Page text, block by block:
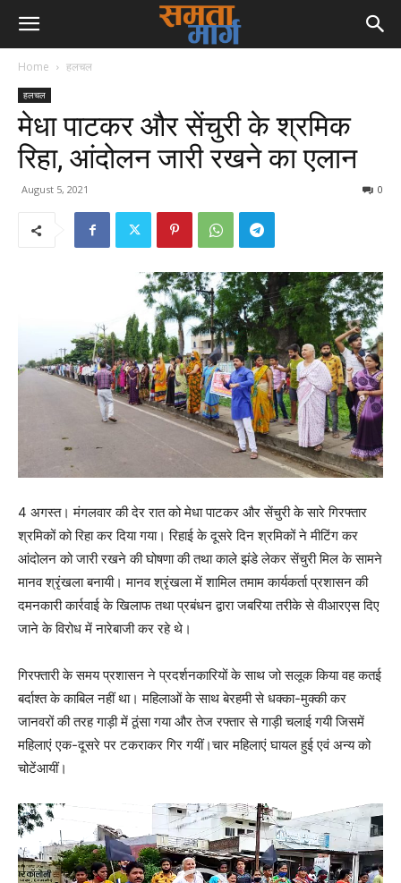
Home हलचल
हलचल
मेधा पाटकर और सेंचुरी के श्रमिक
रिहा, आंदोलन जारी रखने का एलान
August 5, 2021 0
4 अगस्त। मंगलवार की देर रात को मेधा पाटकर और सेंचुरी के सारे गिरफ्तार
श्रमिकों को रिहा कर दिया गया। रिहाई के दूसरे दिन श्रमिकों ने मीटिंग कर
आंदोलन को जारी रखने की घोषणा की तथा काले झंडे लेकर सेंचुरी मिल के सामने
मानव श्रृंखला बनायी। मानव श्रृंखला में शामिल तमाम कार्यकर्ता प्रशासन की
दमनकारी कार्रवाई के खिलाफ तथा प्रबंधन द्वारा जबरिया तरीके से वीआरएस दिए
जाने के विरोध में नारेबाजी कर रहे थे।
गिरफ्तारी के समय प्रशासन ने प्रदर्शनकारियों के साथ जो सलूक किया वह कतई
बर्दाश्त के काबिल नहीं था। महिलाओं के साथ बेरहमी से धक्का-मुक्की कर
जानवरों की तरह गाड़ी में ठूंसा गया और तेज रफ्तार से गाड़ी चलाई गयी जिसमें
महिलाएं एक-दूसरे पर टकराकर गिर गयीं।चार महिलाएं घायल हुई एवं अन्य को
चोटेंआयीं।
Video
Player